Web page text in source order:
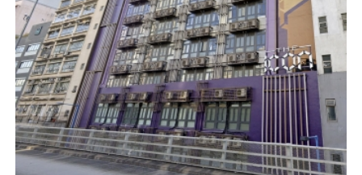
觀塘道320-322號
項目管理